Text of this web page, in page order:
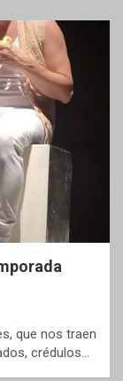
que nos traen
crédulos…